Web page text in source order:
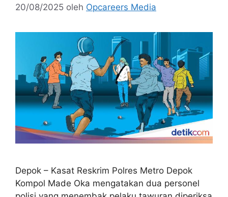
20/08/2025 oleh Opcareers Media
Depok – Kasat Reskrim Polres Metro Depok
Kompol Made Oka mengatakan dua personel